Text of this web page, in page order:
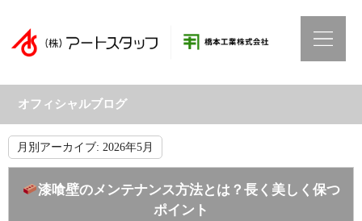
オフィシャルブログ
月別アーカイブ: 2026年5月
漆喰壁のメンテナンス方法とは？長く美しく保つ
ポイント